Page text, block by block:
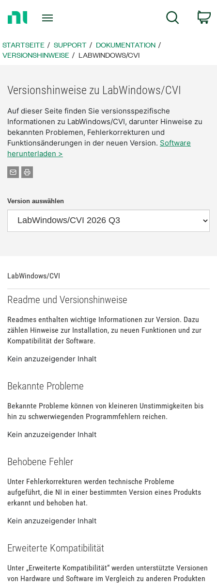
zur
Suche
STARTSEITE SUPPORT
DOKUMENTATION
VERSIONSHINWEISE
LABWINDOWS/CVI
Versionshinweise zu LabWindows/CVI
Auf dieser Seite finden Sie versionsspezifische
Informationen zu LabWindows/CVI, darunter Hinweise zu
bekannten Problemen, Fehlerkorrekturen und
Funktionsänderungen in der neuen Version. Software
herunterladen >
Version auswählen
LabWindows/CVI
Readme und Versionshinweise
Readmes enthalten wichtige Informationen zur Version. Dazu
zählen Hinweise zur Installation, zu neuen Funktionen und zur
Kompatibilität der Software.
Kein anzuzeigender Inhalt
Bekannte Probleme
Bekannte Probleme können von kleineren Unstimmigkeiten bis
hin zu schwerwiegenden Programmfehlern reichen.
Kein anzuzeigender Inhalt
Behobene Fehler
Unter Fehlerkorrekturen werden technische Probleme
aufgeführt, die NI in einer bestimmten Version eines Produkts
erkannt und behoben hat.
Kein anzuzeigender Inhalt
Erweiterte Kompatibilität
Unter „Erweiterte Kompatibilität“ werden unterstützte Versionen
von Hardware und Software im Vergleich zu anderen Produkten